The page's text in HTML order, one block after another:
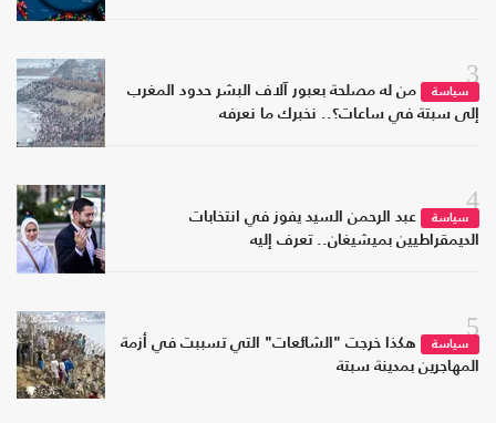
3
سياسة
من له مصلحة بعبور آلاف البشر حدود المغرب
إلى سبتة في ساعات؟.. نخبرك ما نعرفه
4
سياسة
عبد الرحمن السيد يفوز في انتخابات
الديمقراطيين بميشيغان.. تعرف إليه
5
سياسة
هكذا خرجت "الشائعات" التي تسببت في أزمة
المهاجرين بمدينة سبتة